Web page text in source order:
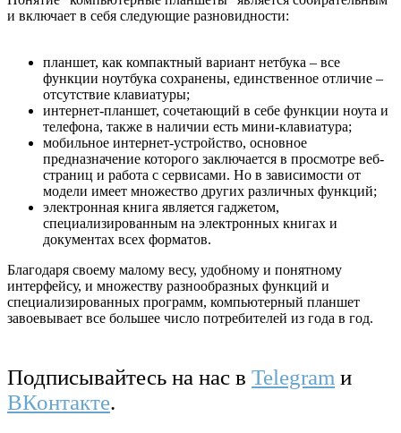
и включает в себя следующие разновидности:
планшет, как компактный вариант нетбука – все
функции ноутбука сохранены, единственное отличие –
отсутствие клавиатуры;
интернет-планшет, сочетающий в себе функции ноута и
телефона, также в наличии есть мини-клавиатура;
мобильное интернет-устройство, основное
предназначение которого заключается в просмотре веб-
страниц и работа с сервисами. Но в зависимости от
модели имеет множество других различных функций;
электронная книга является гаджетом,
специализированным на электронных книгах и
документах всех форматов.
Благодаря своему малому весу, удобному и понятному
интерфейсу, и множеству разнообразных функций и
специализированных программ, компьютерный планшет
завоевывает все большее число потребителей из года в год.
Подписывайтесь на нас в Telegram и
ВКонтакте.